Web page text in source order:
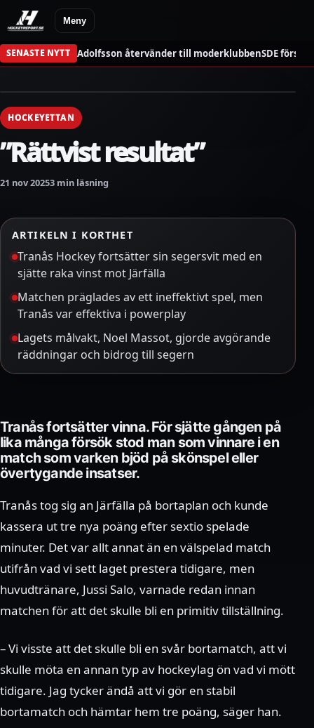
Meny
SENASTE NYTT Adolfsson återvänder till moderklubbenSDE
HOCKEYETTAN
”Rättvist resultat”
21 nov 20253 min läsning
ARTIKELN I KORTHET
Tranås Hockey fortsätter sin segersvit med en
sjätte raka vinst mot Järfälla
Matchen präglades av ett ineffektivt spel, men
Tranås var effektiva i powerplay
Lagets målvakt, Noel Massot, gjorde avgörande
räddningar och bidrog till segern
Tranås fortsätter vinna. För sjätte gången på
lika många försök stod man som vinnare i en
match som varken bjöd på skönspel eller
övertygande insatser.
Tranås tog sig an Järfälla på bortaplan och kunde
kassera ut tre nya poäng efter sextio spelade
minuter. Det var allt annat än en välspelad match
utifrån vad vi sett laget prestera tidigare, men
huvudtränare, Jussi Salo, varnade redan innan
matchen för att det skulle bli en primitiv tillställning.
– Vi visste att det skulle bli en svår bortamatch, att vi
skulle möta en annan typ av hockeylag ön vad vi mött
tidigare. Jag tycker ändå att vi gör en stabil
bortamatch och hämtar hem tre poäng, säger han.